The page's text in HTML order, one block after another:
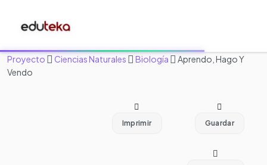
Proyecto Ciencias Naturales Biología
Aprendo, Hago Y
Vendo
Imprimir Guardar